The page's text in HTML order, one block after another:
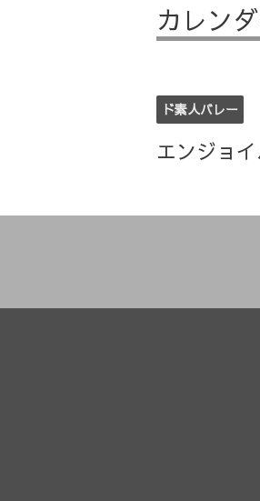
カレン
ド素人バレー
エンジョ